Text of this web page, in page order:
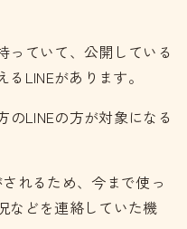
っていて、公開している
LINEがあります。
のLINEの方が対象になる
れるため、今まで使っ
などを連絡していた機